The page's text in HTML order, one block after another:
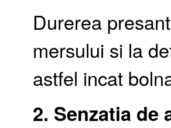
Durerea
mersului si la
astfel incat
2. Senzatia de